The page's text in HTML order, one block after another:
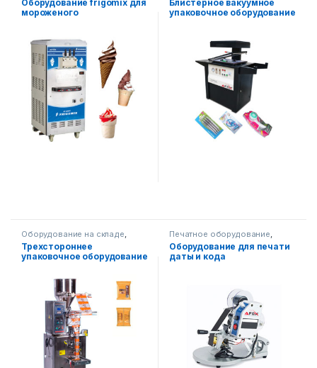
Оборудование frigomix для
мороженого
Блистерное вакуумное
упаковочное оборудование
Оборудование на складе
Упаковочное оборудование
Вертикальная упаковка
Трехстороннее
упаковочное оборудование
Печатное оборудование
Оборудование на складе
Упаковочное оборудование
Оборудование для печати
даты и кода